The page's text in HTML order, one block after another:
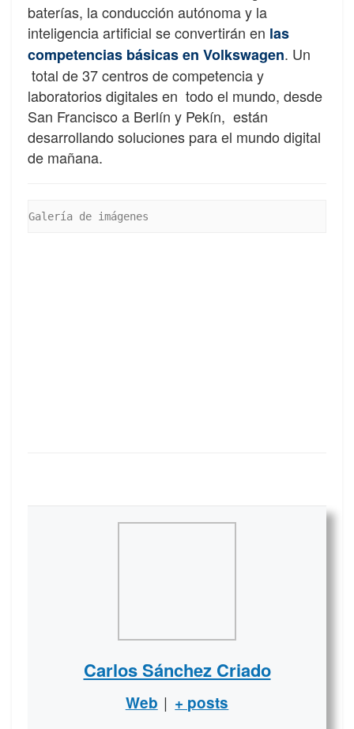
baterías, la conducción autónoma y la
inteligencia artificial se convertirán en las
competencias básicas en Volkswagen. Un
total de 37 centros de competencia y
laboratorios digitales en todo el mundo, desde
San Francisco a Berlín y Pekín, están
desarrollando soluciones para el mundo digital
de mañana.
Galería de imágenes
Carlos Sánchez Criado
Web | + posts